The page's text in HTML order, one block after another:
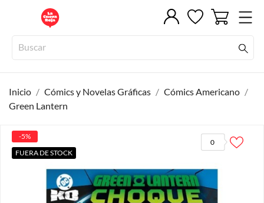
Inicio Cómics y Novelas Gráficas
Cómics Americano
Green Lantern
0
-5%
FUERA DE STOCK